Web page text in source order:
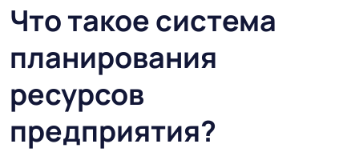
Что такое система
планирования
ресурсов
предприятия?